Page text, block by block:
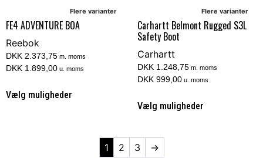
Flere varianter
FE4 ADVENTURE BOA
Reebok
DKK 2.373,75 m. moms
DKK 1.899,00 u. moms
Vælg muligheder
Flere varianter
Carhartt Belmont Rugged S3L
Safety Boot
Carhartt
DKK 1.248,75 m. moms
DKK 999,00 u. moms
Vælg muligheder
1 2 3 →